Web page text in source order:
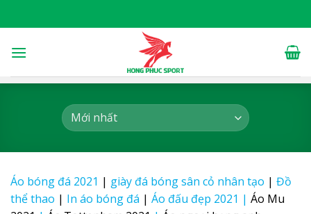
to
Áo bóng đá 2021 | giày đá bóng sân cỏ nhân tạo | Đồ
thể thao | In áo bóng đá | Áo đấu đẹp 2021 | Áo Mu